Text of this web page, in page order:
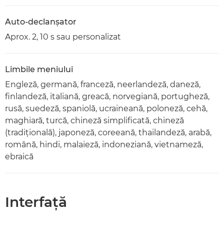
Auto-declanşator
Aprox. 2, 10 s sau personalizat
Limbile meniului
Engleză, germană, franceză, neerlandeză, daneză,
finlandeză, italiană, greacă, norvegiană, portugheză,
rusă, suedeză, spaniolă, ucraineană, poloneză, cehă,
maghiară, turcă, chineză simplificată, chineză
(tradiţională), japoneză, coreeană, thailandeză, arabă,
română, hindi, malaieză, indoneziană, vietnameză,
ebraică
Interfaţă